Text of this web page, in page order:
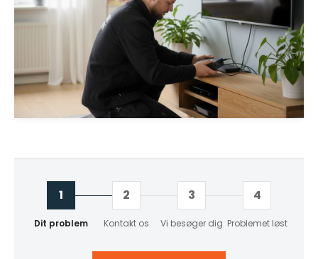
1
Dit problem
2
Kontakt os
3
Vi besøger dig
4
Problemet løst